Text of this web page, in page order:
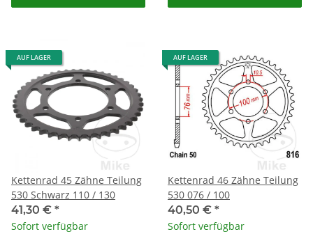
AUF LAGER
Kettenrad 45 Zähne Teilung
530 Schwarz 110 / 130
41,30 € *
Sofort verfügbar
AUF LAGER
Kettenrad 46 Zähne Teilung
530 076 / 100
40,50 € *
Sofort verfügbar